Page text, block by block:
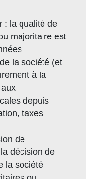
: la qualité de
majoritaire est
la société (et
à la
depuis
taxes
de
décision de
la société